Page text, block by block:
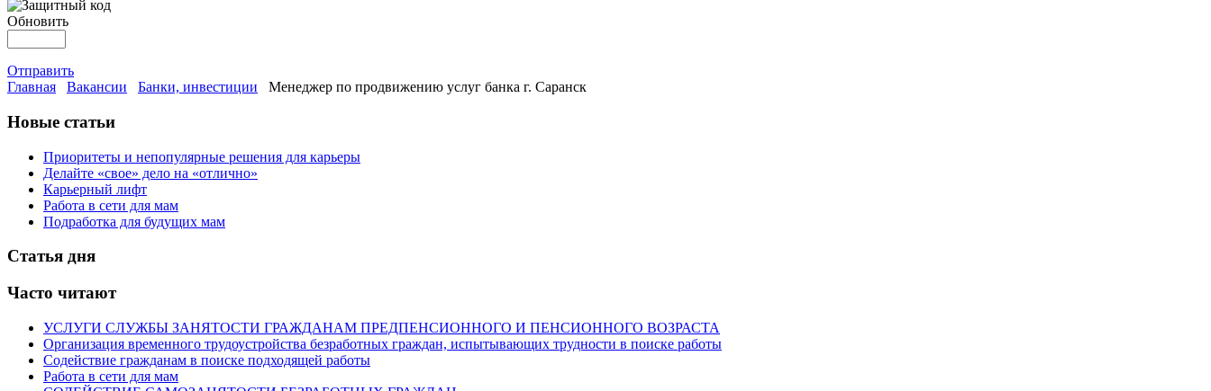
Обновить
Отправить
Главная
Вакансии Банки, инвестиции Менеджер по продвижению услуг банка г. Саранск
Новые статьи
Приоритеты и непопулярные решения для карьеры
Делайте «свое» дело на «отлично»
Карьерный лифт
Работа в сети для мам
Подработка для будущих мам
Статья дня
Часто читают
УСЛУГИ СЛУЖБЫ ЗАНЯТОСТИ ГРАЖДАНАМ ПРЕДПЕНСИОННОГО И ПЕНСИОННОГО ВОЗРАСТА
Организация временного трудоустройства безработных граждан, испытывающих трудности в поиске работы
Содействие гражданам в поиске подходящей работы
Работа в сети для мам